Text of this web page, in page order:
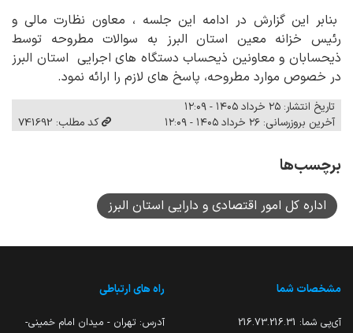
بنابر این گزارش در ادامه این جلسه ، معاون نظارت مالی و
رئیس خزانه معین استان البرز به سوالات مطروحه توسط
ذیحسابان و معاونین ذیحساب دستگاه های اجرایی استان البرز
در خصوص موارد مطروحه، پاسخ های لازم را ارائه نمود.
تاریخ انتشار: ۲۵ خرداد ۱۴۰۵ - ۱۲:۰۹
آخرین بروزرسانی: ۲۶ خرداد ۱۴۰۵ - ۱۲:۰۹
کد مطلب: 741692
برچسب‌ها
اداره کل امور اقتصادی و دارایی استان البرز
مشخصات شما
آی‌پی شما: 216.73.216.31
راه های ارتباطی
آدرس: تهران - میدان امام خمینی-